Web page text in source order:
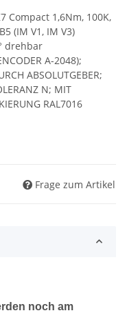
Compact 1,6Nm, 100K,
(IM V1, IM V3)
drehbar
A-2048);
ABSOLUTGEBER;
N; MIT
RAL7016
Frage zum Artikel
noch am